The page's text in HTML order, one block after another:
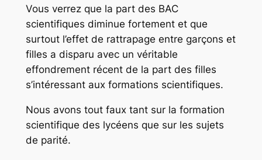
Vous verrez que la part des BAC
scientifiques diminue fortement et que
surtout l’effet de rattrapage entre garçons et
filles a disparu avec un véritable
effondrement récent de la part des filles
s’intéressant aux formations scientifiques.
Nous avons tout faux tant sur la formation
scientifique des lycéens que sur les sujets
de parité.